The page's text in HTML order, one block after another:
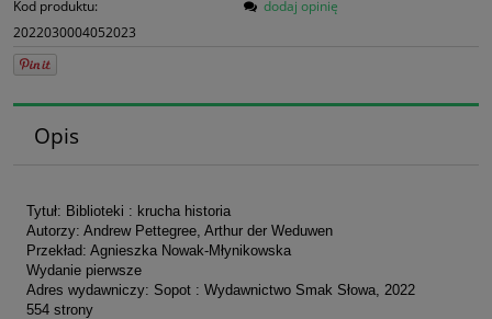
Kod produktu:
2022030004052023
dodaj opinię
Opis
Tytuł: Biblioteki : krucha historia
Autorzy: Andrew Pettegree, Arthur der Weduwen
Przekład: Agnieszka Nowak-Młynikowska
Wydanie pierwsze
Adres wydawniczy: Sopot : Wydawnictwo Smak Słowa, 2022
554 strony